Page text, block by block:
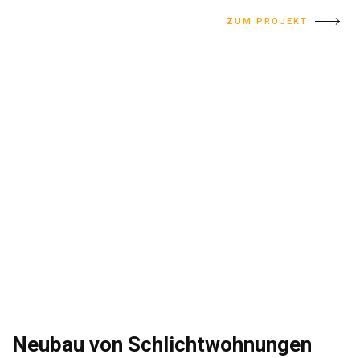
ZUM PROJEKT
Neubau von Schlichtwohnungen